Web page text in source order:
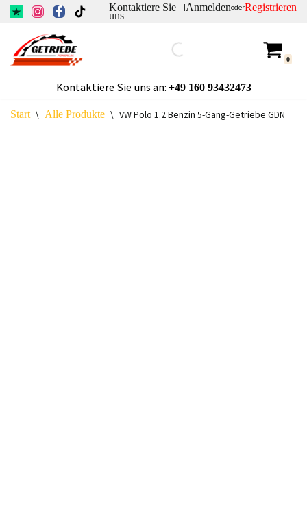
Inhalt
springen
|Kontaktiere Sie
uns
|AnmeldenoderRegistrieren
0
Kontaktiere Sie uns an: +49160 93432473
Start \ Alle Produkte \ VW Polo 1.2 Benzin 5-Gang-Getriebe GDN